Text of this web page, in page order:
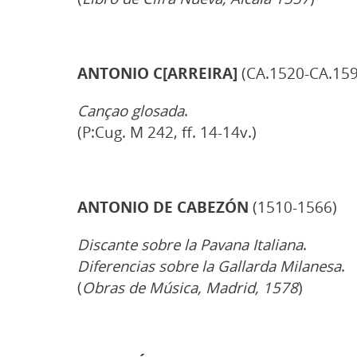
ANTONIO C[ARREIRA] (CA.1520-
Cançao glosada.
(P:Cug. M 242, ff. 14-14v.)
ANTONIO DE CABEZÓN (1510-1566)
Discante sobre la Pavana Italiana.
Diferencias sobre la Gallarda Milanesa.
(Obras de Música, Madrid, 1578)